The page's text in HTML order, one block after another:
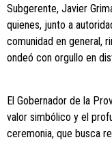
Subgerente, Javier
quienes, junto a
comunidad en general,
ondeó con orgullo en
El Gobernador de la
valor simbólico y el
ceremonia, que busca